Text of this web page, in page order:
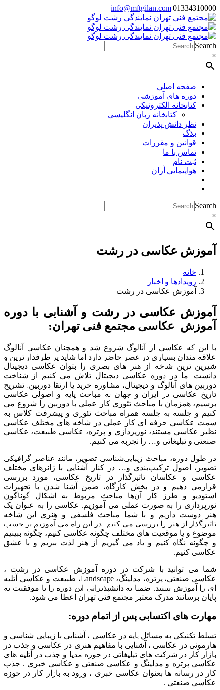
Skip
to
content
01334310000
|
info@mftgilan.com
Instagram
LinkedIn
Search
×
صفحه اصلی
دوره های آموزشی
کتابخانه الکترونیکی
کتابخانه زبان انگلیسی
نظر دانش پذیران
بلاگ
قوانین و مقررات
تماس با ما
ثبت نام
هواپیمایی آران
Search
×
آموزش عکاسی در رشت
خانه
رویدادها و اخبار
آموزش عکاسی در رشت
آموزش عکاسی در رشت و آشنایی با دوره
آموزش عکاسی مجتمع فنی تهران:
با این که عکاسی از آنالوگ شروع شد و همچنان عکاسی آنالوگ
علاقه مندان بسیاری در عصر حاضر دارد اما شاید پر طرفدار ترین و
شیرین ترین شاخه از هنر های بصری را بتوان عکاسی دیجیتال
دانست. ما در دوره عکاسی دیجیتال تلاش می کنیم از شناخت
دوربین های آنالوگ و دیجیتال، مشاوره خرید یا ارتقا دوربین، تشریح
تاریخ عکاسی در ایران و جهان به مباحث پایه و اصولی عکاسی
برسیم، همزمان با مباحث تئوری کار عملی با دوربین را شروع می
کنیم و جلسه به جلسه همراه مباحث تئوری و پیشرفت کلاس به
سمت عکاسی حرفه ای کار عملی در شاخه های مختلف عکاسی
نظیر عکاسی مستند، نورپردازی و پرتره، عکاسی طبیعت، عکاسی
صنعتی و تبلیغاتی و… را تجربه می کنیم.
در طول دوره، مباحث زیبایی‌شناسی تصویر، مانند عناصر گرافیکی
تصویر، اصول ترکیب‌بندی و… در کنار آشنایی با ژانرهای مختلف
عکاسی و عکاسان تاثیر‌گذار در تاریخ عکاسی، مورد بررسی
قرارمی دهیم و در بخش کارگاه، ضمن آشنا شدن با تجهیزات
استودیو و طرز کار آن‌ها مباحث مربوط به اشکال گوناگون
نورپردازی را به صورت عملی می آموزیم. عکاسی را به عنوان یک
هنر دوست داریم و با شما مباحث فلسفی و هنری این شاخه
تاثیرگذار از هنر را بررسی می کنیم. در این راه می آموزیم بر حسب
موضوع و یا موقعیت های مختلف چگونه عکاسی کنیم، چگونه ببینیم
و چگونه نگاه کنیم و یاد می گیریم از هنر لذت ببریم و با عشق
عکاسی کنیم.
شما می توانید با شرکت در دوره آموزش عکاسی در رشت ،
عکاسی صنعتی، پرتره، مدلینگ، Landscape، طبیعت و عکاسی آتلیه
ای را آموزش ببینید. ضمنا به دانشپذیرانی این دوره را با موفقیت به
پایان برسانند مدرک معتبر مجتمع فنی تهران اعطا می شود.
مهارت های اکتسابی پس از اتمام دوره:
تسلط تکنیکی به مسائل پایه در عکاسی ، آشنایی با زیبایی شناسی و
هارمونی در عکاسی ، آشنایی با مفاهیم هنری در عکاسی و جذب در
بازار کار در شرکت های تبلیغاتی در حوزه مدیا و جذب در آتلیه های
عکاسی پرتره و مدلینگ و عکاسی صنعتی و عکاسی خبری . جذب
کار در رسانه ها بعنوان عکاسی خبری ، ورود به بازار کار در حوزه
عکاسی صنعتی .